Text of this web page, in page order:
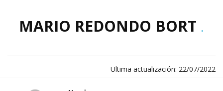
MARIO REDONDO BORT .
Ultima actualización: 22/07/2022